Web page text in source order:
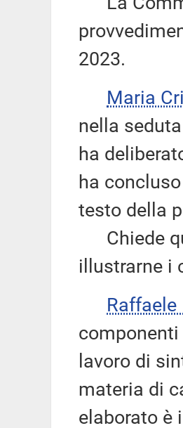
2023.
Maria
nella
ha
ha
testo della
Chiede
illustrarne i
Raffaele
lavoro di
materia di
elaborato è